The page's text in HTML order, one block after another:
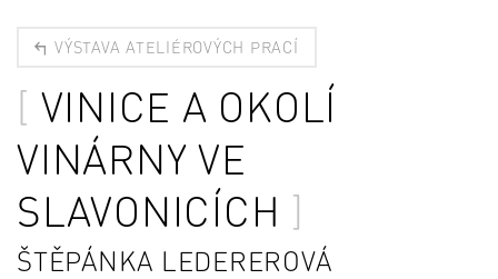
VÝSTAVA ATELIÉROVÝCH PRACÍ
VINICE A OKOLÍ
VINÁRNY VE
SLAVONICÍCH
ŠTĚPÁNKA LEDEREROVÁ